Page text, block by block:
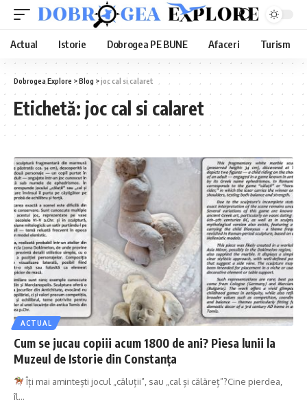
Actual Istorie Dobrogea PE BUNE Afaceri Turism
Dobrogea Explore >Blog >joc cal si calaret
Etichetă: joc cal si calaret
ACTUAL
Cum se jucau copiii acum 1800 de ani? Piesa lunii la
Muzeul de Istorie din Constanța
Îți mai amintești jocul „căluții”, sau „cal și călăreț”?Cine pierdea,
îl…